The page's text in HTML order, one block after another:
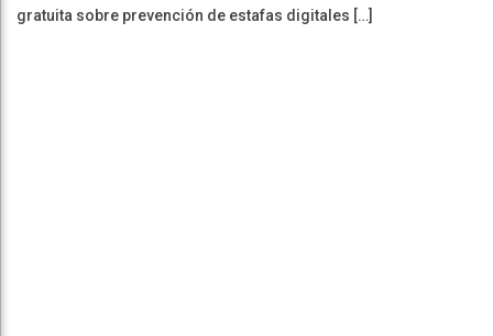
gratuita sobre prevención de estafas digitales […]